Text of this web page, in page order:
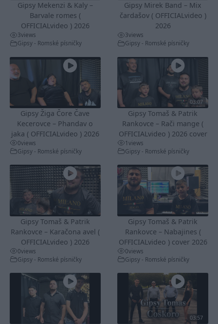
Gipsy Mekenzi & Kaly –
Barvale romes (
OFFICIALvideo ) 2026
3views
Gipsy - Romské písničky
Gipsy Mirek Band – Mix
čardašov ( OFFICIALvideo )
2026
3views
Gipsy - Romské písničky
Gipsy Žiga Čore Čave
Kecerovce – Phandav o
jaka ( OFFICIALvideo ) 2026
0views
Gipsy - Romské písničky
03:07
Gipsy Tomaš & Patrik
Rankovce – Rači mange (
OFFICIALvideo ) 2026 cover
1views
Gipsy - Romské písničky
Gipsy Tomaš & Patrik
Rankovce – Karačona avel (
OFFICIALvideo ) 2026
0views
Gipsy - Romské písničky
Gipsy Tomaš & Patrik
Rankovce – Nabajines (
OFFICIALvideo ) cover 2026
0views
Gipsy - Romské písničky
03:57